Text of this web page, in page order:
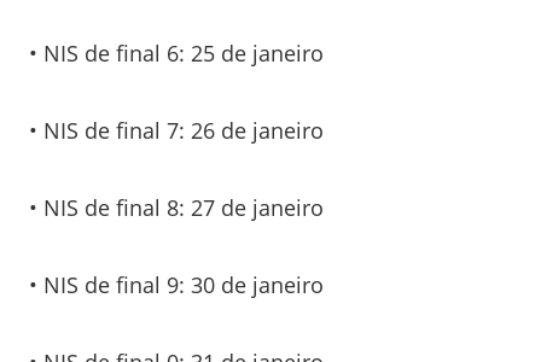
• NIS de final 6: 25 de janeiro
• NIS de final 7: 26 de janeiro
• NIS de final 8: 27 de janeiro
• NIS de final 9: 30 de janeiro